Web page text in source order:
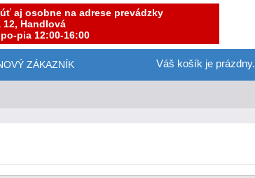
aj osobne na adrese prevádzky
12, Handlová
pia 12:00-16:00
ZÁKAZNÍK Váš košík je prázdny.